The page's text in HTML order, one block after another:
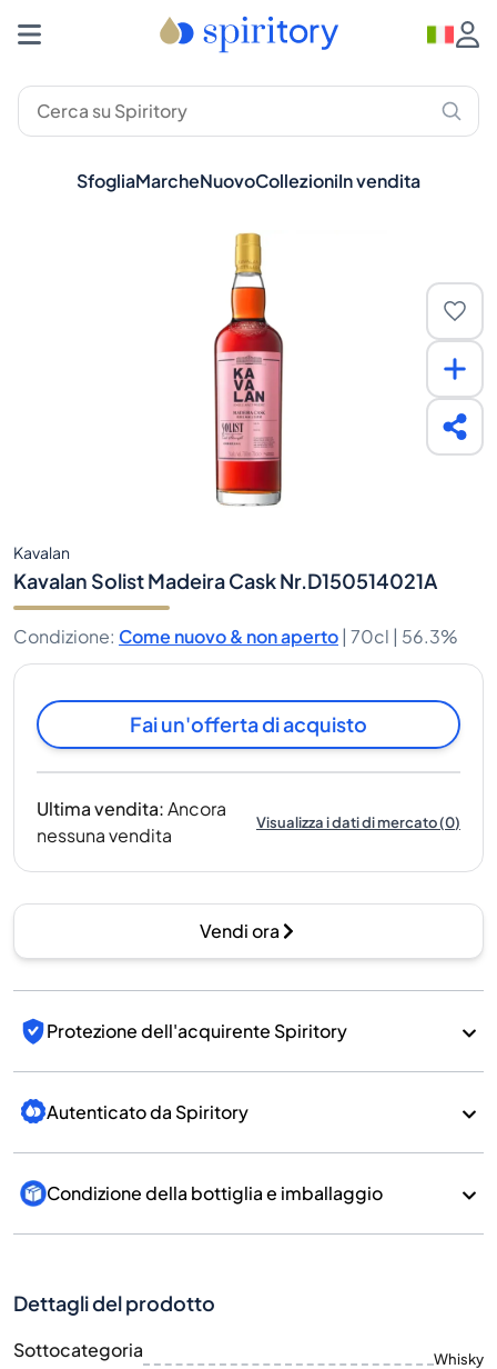
SfogliaMarcheNuovoCollezioniIn vendita
Kavalan
Kavalan Solist Madeira Cask Nr.D150514021A
Condizione: Come nuovo & non aperto | 70cl | 56.3%
Fai un'offerta di acquisto
Ultima vendita:Ancora
nessuna vendita
Visualizza i dati di mercato(0)
Vendi ora
Protezione dell'acquirente Spiritory
Autenticato da Spiritory
Condizione della bottiglia e imballaggio
Dettagli del prodotto
Sottocategoria Whisky